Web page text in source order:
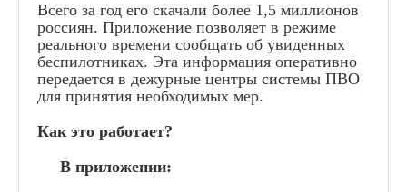
Всего за год его скачали более 1,5 миллионов
россиян. Приложение позволяет в режиме
реального времени сообщать об увиденных
беспилотниках. Эта информация оперативно
передается в дежурные центры системы ПВО
для принятия необходимых мер.
Как это работает?
В приложении: